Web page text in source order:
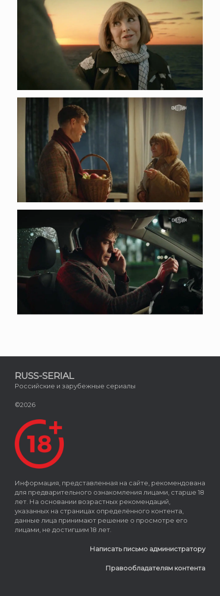
RUSS-SERIAL
Российские и зарубежные сериалы
©2026
Информация, представленная на сайте, рекомендована
для предварительного ознакомления лицами, старше 18
лет. На основании возрастных рекомендаций,
указанных на страницах определённого контента,
данные лица принимают решение о просмотре его
лицами, не достигшим 18 лет.
Написать письмо администратору
Правообладателям контента